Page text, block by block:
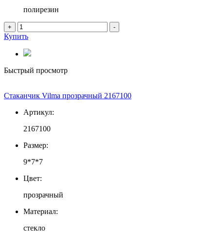
полирезин
+ -
Купить
Быстрый просмотр
Стаканчик Vilma прозрачный 2167100
Артикул:
2167100
Размер:
9*7*7
Цвет:
прозрачный
Материал:
стекло